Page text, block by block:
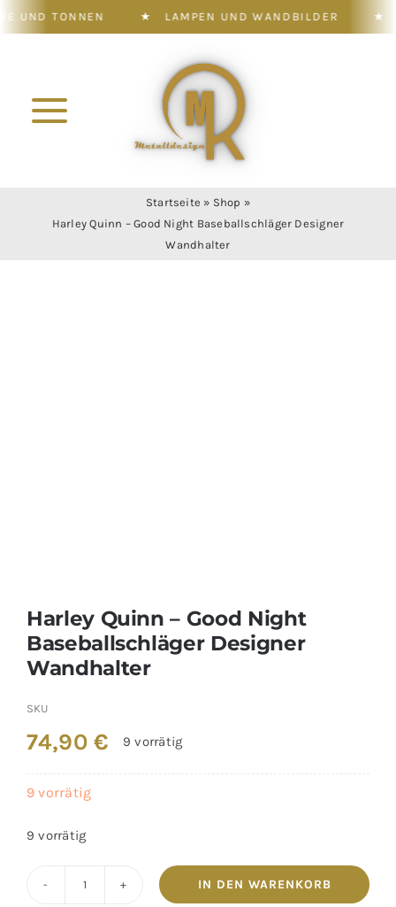
★ LAMPEN UND WANDBILDER ★
springen
Toggle
Startseite » Shop »
Harley Quinn – Good Night Baseballschläger Designer
Wandhalter
Harley Quinn – Good Night
Baseballschläger Designer
Wandhalter
SKU
74,90€ 9 vorrätig
9 vorrätig
9 vorrätig
IN DEN WARENKORB